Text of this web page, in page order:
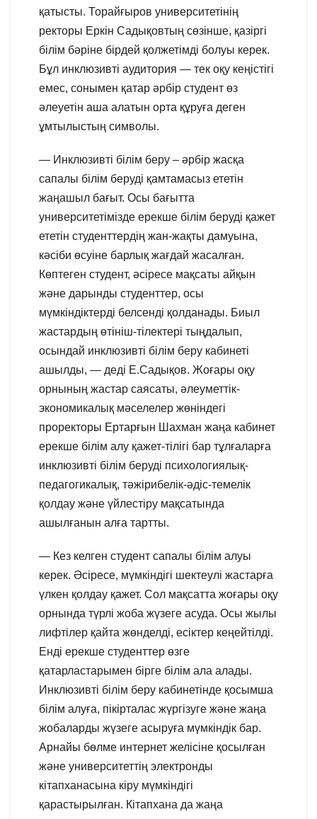
қатысты. Торайғыров университетінің
ректоры Еркін Садықовтың сөзінше, қазіргі
білім бәріне бірдей қолжетімді болуы керек.
Бұл инклюзивті аудитория — тек оқу кеңістігі
емес, сонымен қатар әрбір студент өз
әлеуетін аша алатын орта құруға деген
ұмтылыстың символы.
— Инклюзивті білім беру – әрбір жасқа
сапалы білім беруді қамтамасыз ететін
жаңашыл бағыт. Осы бағытта
университетімізде ерекше білім беруді қажет
ететін студенттердің жан-жақты дамуына,
кәсіби өсуіне барлық жағдай жасалған.
Көптеген студент, әсіресе мақсаты айқын
және дарынды студенттер, осы
мүмкіндіктерді белсенді қолданады. Биыл
жастардың өтініш-тілектері тыңдалып,
осындай инклюзивті білім беру кабинеті
ашылды, — деді Е.Садықов. Жоғары оқу
орнының жастар саясаты, әлеуметтік-
экономикалық мәселелер жөніндегі
проректоры Ертарғын Шахман жаңа кабинет
ерекше білім алу қажет-тілігі бар тұлғаларға
инклюзивті білім беруді психологиялық-
педагогикалық, тәжірибелік-әдіс-темелік
қолдау және үйлестіру мақсатында
ашылғанын алға тартты.
— Кез келген студент сапалы білім алуы
керек. Әсіресе, мүмкіндігі шектеулі жастарға
үлкен қолдау қажет. Сол мақсатта жоғары оқу
орнында түрлі жоба жүзеге асуда. Осы жылы
лифтілер қайта жөнделді, есіктер кеңейтілді.
Енді ерекше студенттер өзге
қатарластарымен бірге білім ала алады.
Инклюзивті білім беру кабинетінде қосымша
білім алуға, пікірталас жүргізуге және жаңа
жобаларды жүзеге асыруға мүмкіндік бар.
Арнайы бөлме интернет желісіне қосылған
және университеттің электронды
кітапханасына кіру мүмкіндігі
қарастырылған. Кітапхана да жаңа